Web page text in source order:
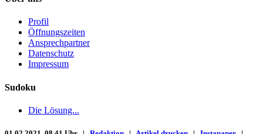
Profil
Öffnungszeiten
Ansprechpartner
Datenschutz
Impressum
Sudoku
Die Lösung...